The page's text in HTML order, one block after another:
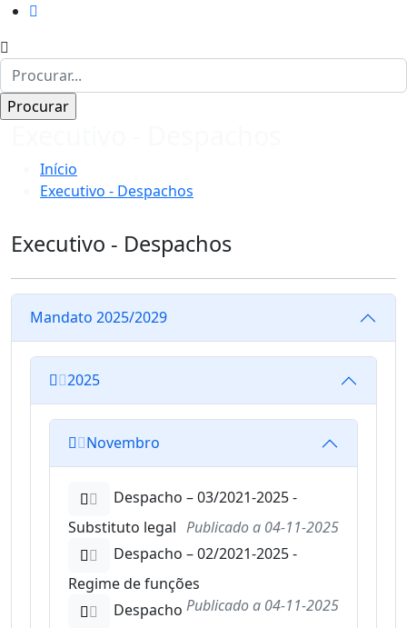
Início
Executivo - Despachos
Executivo - Despachos
Mandato 2025/2029
2025
Novembro
Despacho – 03/2021-2025 -
Substituto legal Publicado a 04-11-2025
Despacho – 02/2021-2025 -
Regime de funções
Publicado a 04-11-2025
Despacho